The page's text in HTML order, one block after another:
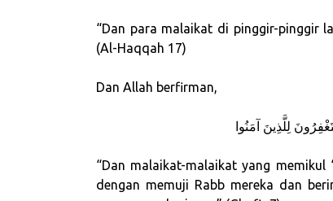
“Dan para malaikat di pinggir-pinggir
(Al-Haqqah 17)
Dan Allah berfirman,
لِلَّذِينَ آمَنُوا
“Dan malaikat-malaikat yang
dengan memuji Rabb mereka dan